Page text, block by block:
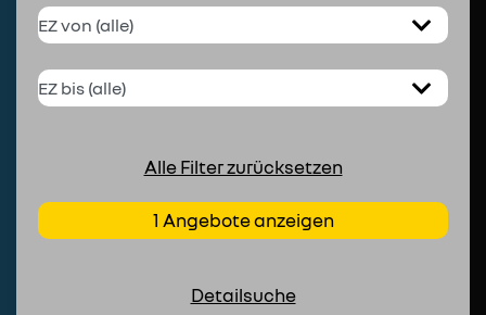
Alle Filter zurücksetzen
1 Angebote anzeigen
Detailsuche